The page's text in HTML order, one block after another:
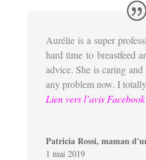
Aurélie is a super
hard time to breastfeed
advice. She is caring and
any problem now. I
Lien vers l’avis Facebook
Patricia Rossi, maman
1 mai 2019